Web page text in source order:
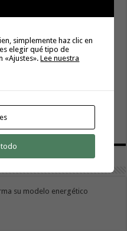
su modelo energético
simplemente haz clic en
elegir qué tipo de
«Ajustes».Lee nuestra